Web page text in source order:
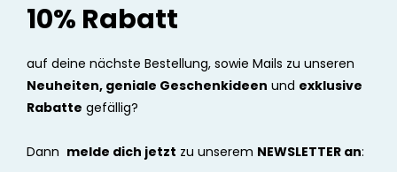
10% Rabatt
auf deine nächste Bestellung, sowie Mails zu unseren
Neuheiten, geniale Geschenkideen und exklusive
Rabatte gefällig?
Dann melde dich jetzt zu unserem NEWSLETTER an: